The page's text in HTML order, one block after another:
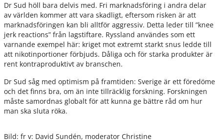
Dr Sud höll bara delvis med. Fri marknadsföring i andra delar
av världen kommer att vara skadligt, eftersom risken är att
marknadsföringen kan bli alltför aggressiv. Detta leder till ”knee
jerk reactions” från lagstiftare. Ryssland användes som ett
varnande exempel här: kriget mot extremt starkt snus ledde till
att nikotinportioner förbjuds. Dåliga och för starka produkter är
rent kontraproduktivt av branschen.
Dr Sud såg med optimism på framtiden: Sverige är ett föredöme
och det finns bra, om än inte tillräcklig forskning. Forskningen
måste samordnas globalt för att kunna ge bättre råd om hur
man ska sluta röka.
Bild: fr v: David Sundén, moderator Christine